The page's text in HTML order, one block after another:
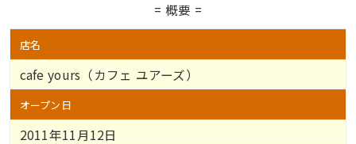
= 概要 =
店名
cafe yours（カフェ ユアーズ）
オープン日
2011年11月12日